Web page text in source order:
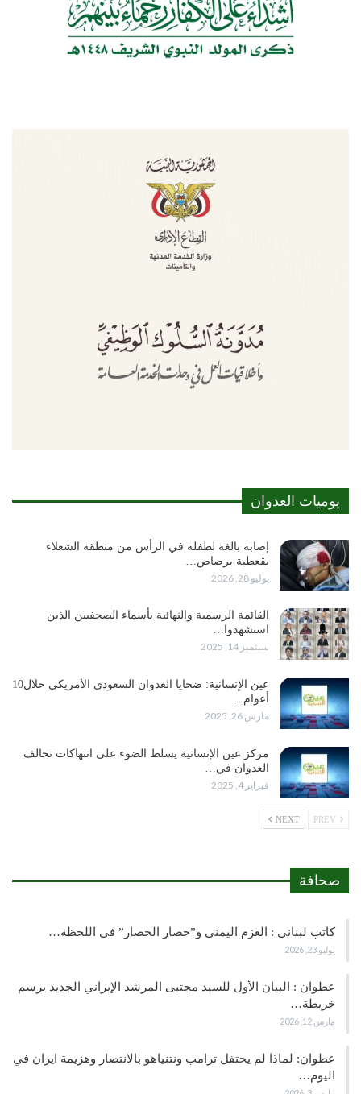
يوميات العدوان
إصابة بالغة لطفلة في الرأس من منطقة الشعلاء
بقعطبة برصاص…
يوليو 28, 2026
القائمة الرسمية والنهائية بأسماء الصحفيين الذين
استشهدوا…
سبتمبر 14, 2025
عين الإنسانية: ضحايا العدوان السعودي الأمريكي خلال10
أعوام…
مارس 26, 2025
مركز عين الإنسانية يسلط الضوء على انتهاكات تحالف
العدوان في…
فبراير 4, 2025
NEXT
صحافة
كاتب لبناني : العزم اليمني و”حصار الحصار” في اللحظة…
يوليو 23, 2026
عطوان : البيان الأول للسيد مجتبى المرشد الإيراني الجديد يرسم
خريطة…
مارس 12, 2026
عطوان: لماذا لم يحتفل ترامب ونتنياهو بالانتصار وهزيمة ايران في
اليوم…